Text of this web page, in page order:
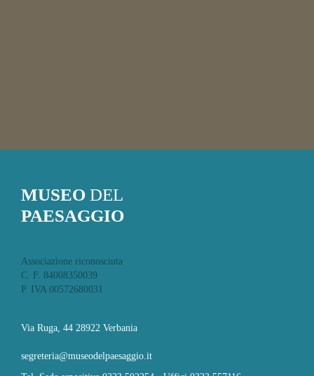
MUSEO DEL
PAESAGGIO
Associazione riconosciuta
C. F. 84008350039
P. IVA 00572680031
Via Ruga, 44 28922 Verbania
segreteria@museodelpaesaggio.it